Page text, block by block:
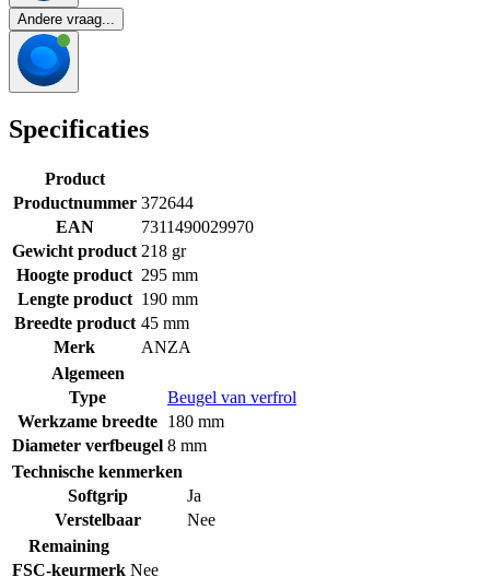
Andere vraag...
Specificaties
Product
Productnummer 372644
EAN
7311490029970
Gewicht product 218 gr
Hoogte product 295 mm
Lengte product 190 mm
Breedte product 45 mm
Merk
ANZA
Algemeen
Type
Beugel van verfrol
Werkzame breedte 180 mm
Diameter verfbeugel 8 mm
Technische kenmerken
Softgrip
Ja
Verstelbaar
Nee
Remaining
FSC-keurmerk Nee